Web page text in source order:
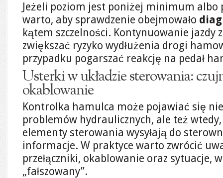
Jeżeli poziom jest poniżej minimum albo
warto, aby sprawdzenie obejmowało
kątem szczelności. Kontynuowanie jazdy
zwiększać ryzyko wydłużenia drogi
przypadku pogarszać reakcję na pedał
Usterki w układzie sterowania:
okablowanie
Kontrolka hamulca może pojawiać się
problemów hydraulicznych, ale też
elementy sterowania wysyłają do
informacje. W praktyce warto zwrócić
przełączniki, okablowanie oraz sytuacje,
„fałszowany”.